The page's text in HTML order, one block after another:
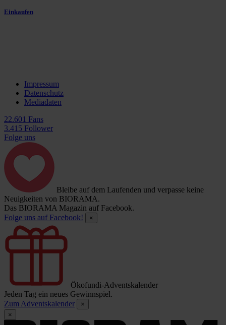
Einkaufen
Impressum
Datenschutz
Mediadaten
22.601 Fans
3.415 Follower
Folge uns
Bleibe auf dem Laufenden und verpasse keine
Neuigkeiten von BIORAMA.
Das BIORAMA Magazin auf Facebook.
Folge uns auf Facebook!
×
Ökofundi-Adventskalender
Jeden Tag ein neues Gewinnspiel.
Zum Adventskalender
×
×